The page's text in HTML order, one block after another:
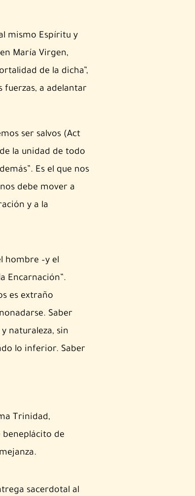
mismo Espíritu y
María Virgen,
de la dicha”,
fuerzas, a adelantar
ser salvos (Act
la unidad de todo
Es el que nos
debe mover a
y a la
hombre –y el
Encarnación”.
es extraño
Saber
naturaleza, sin
lo inferior. Saber
Trinidad,
de
sacerdotal al